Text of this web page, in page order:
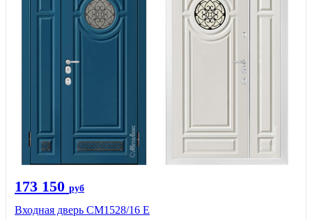
173 150 руб
Входная дверь СМ1528/16 Е